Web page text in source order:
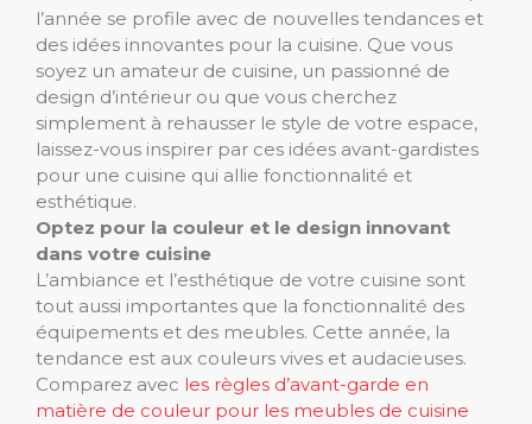
l’année se profile avec de nouvelles tendances et
des idées innovantes pour la cuisine. Que vous
soyez un amateur de cuisine, un passionné de
design d’intérieur ou que vous cherchez
simplement à rehausser le style de votre espace,
laissez-vous inspirer par ces idées avant-gardistes
pour une cuisine qui allie fonctionnalité et
esthétique.
Optez pour la couleur et le design innovant
dans votre cuisine
L’ambiance et l’esthétique de votre cuisine sont
tout aussi importantes que la fonctionnalité des
équipements et des meubles. Cette année, la
tendance est aux couleurs vives et audacieuses.
Comparez avec les règles d’avant-garde en
matière de couleur pour les meubles de cuisine